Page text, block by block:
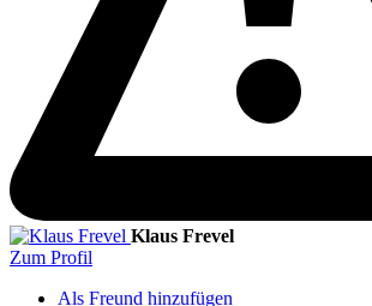
Klaus Frevel
Zum Profil
Als Freund hinzufügen